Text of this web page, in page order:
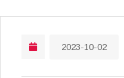
2023-10-02